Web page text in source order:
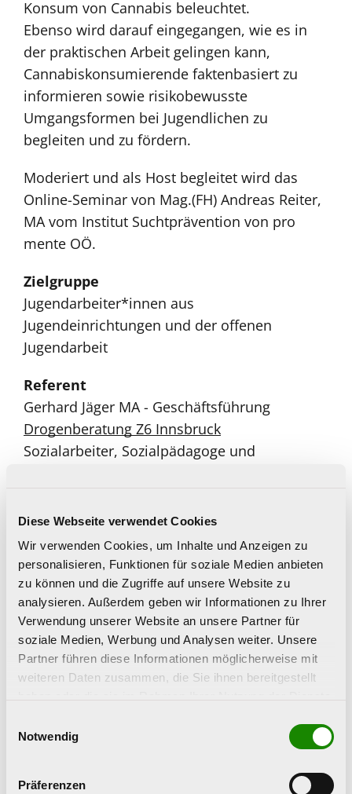
Diese Webseite verwendet Cookies
Wir verwenden Cookies, um Inhalte und Anzeigen zu
personalisieren, Funktionen für soziale Medien anbieten
zu können und die Zugriffe auf unsere Website zu
analysieren. Außerdem geben wir Informationen zu Ihrer
Verwendung unserer Website an unsere Partner für
soziale Medien, Werbung und Analysen weiter. Unsere
Partner führen diese Informationen möglicherweise mit
weiteren Daten zusammen, die Sie ihnen bereitgestellt
Notwendig
Präferenzen
Konsum von Cannabis beleuchtet.
Ebenso wird darauf eingegangen, wie es in
der praktischen Arbeit gelingen kann,
Cannabiskonsumierende faktenbasiert zu
informieren sowie risikobewusste
Umgangsformen bei Jugendlichen zu
begleiten und zu fördern.
Moderiert und als Host begleitet wird das
Online-Seminar von Mag.(FH) Andreas Reiter,
MA vom Institut Suchtprävention von pro
mente OÖ.
Zielgruppe
Jugendarbeiter*innen aus
Jugendeinrichtungen und der offenen
Jugendarbeit
Referent
Gerhard Jäger MA - Geschäftsführung
Drogenberatung Z6 Innsbruck
Sozialarbeiter, Sozialpädagoge und
Anmeldeschluss
18. September 2026
Teilnehmer*innenzahl
max. 25 Personen